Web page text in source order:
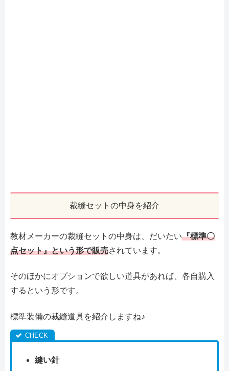
裁縫セットの中身を紹介
教材メーカーの裁縫セットの中身は、だいたい『標準〇
点セット』という形で販売されています。
そのほかにオプションで欲しい道具があれば、各自購入
するという形です。
標準装備の裁縫道具を紹介しますね♪
縫い針